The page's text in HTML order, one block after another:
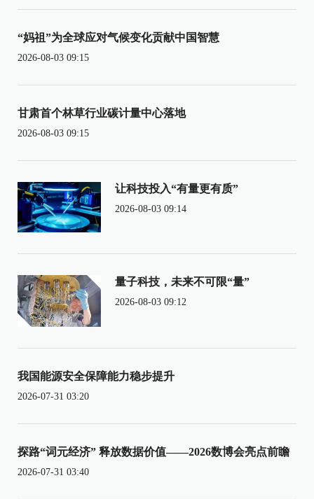
“妈祖”为全球应对气候变化贡献中国智慧
2026-08-03 09:15
甘肃首个林草行业碳计量中心落地
2026-08-03 09:15
让科技投入“有量更有质”
2026-08-03 09:14
量子科技，未来不可限“量”
2026-08-03 09:12
我国能源安全保障能力稳步提升
2026-07-31 03:20
探路“词元经济” 释放数据价值——2026数博会亮点前瞻
2026-07-31 03:40